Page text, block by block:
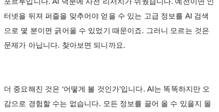
터넷을 뒤져 퍼즐을 맞추어야 얻을 수 있는 고급 정보를 AI 검색
으로 몇 분이면 긁어올 수 있었기 때문이죠. 그러니 모르는 것은
문제가 아닙니다. 찾아보면 되니까요.
더 중요해진 것은 ‘어떻게 볼 것인가’입니다. AI는 똑똑하지만 오
감으로 경험할 수는 없습니다. 모든 정보를 끌어 올 수 있을지 몰